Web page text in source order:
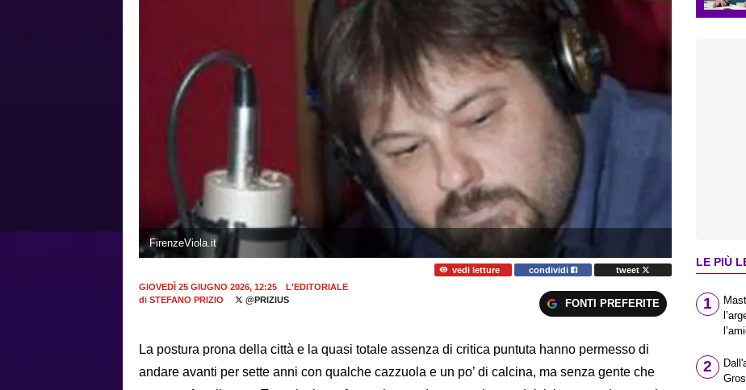
FirenzeViola.it
vedi letture condividi
tweet
GIOVEDÌ 25 GIUGNO 2026, 12:25
L'EDITORIALE
di STEFANO PRIZIO @PRIZIUS FONTI PREFERITE
La postura prona della città e la quasi totale assenza di critica puntuta hanno permesso di
andare avanti per sette anni con qualche cazzuola e un po’ di calcina, ma senza gente che
LE PIÙ
1
2